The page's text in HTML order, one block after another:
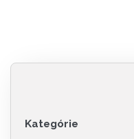
Kategórie